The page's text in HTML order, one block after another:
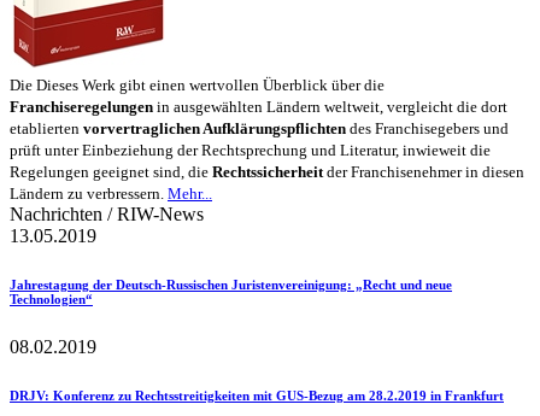
Die Dieses Werk gibt einen wertvollen Überblick über die
Franchiseregelungen in ausgewählten Ländern weltweit, vergleicht die dort
etablierten vorvertraglichen Aufklärungspflichten des Franchisegebers und
prüft unter Einbeziehung der Rechtsprechung und Literatur, inwieweit die
Regelungen geeignet sind, die Rechtssicherheit der Franchisenehmer in diesen
Ländern zu verbressern. Mehr...
Nachrichten / RIW-News
13.05.2019
Jahrestagung der Deutsch-Russischen Juristenvereinigung: „Recht und neue
Technologien“
08.02.2019
DRJV: Konferenz zu Rechtsstreitigkeiten mit GUS-Bezug am 28.2.2019 in Frankfurt